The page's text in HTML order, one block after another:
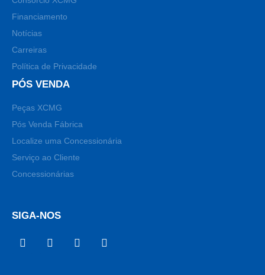
Financiamento
Notícias
Carreiras
Política de Privacidade
PÓS VENDA
Peças XCMG
Pós Venda Fábrica
Localize uma Concessionária
Serviço ao Cliente
Concessionárias
SIGA-NOS